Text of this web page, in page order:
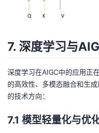
7. 深度学习与
深度学习在AIGC中的应用正
的高效性、多模态融合和生
的技术方向：
7.1 模型轻量化与优